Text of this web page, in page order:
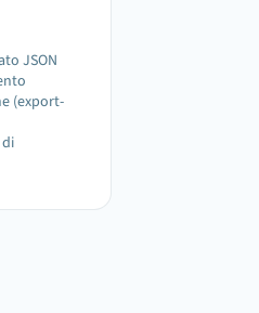
JSON
(export-